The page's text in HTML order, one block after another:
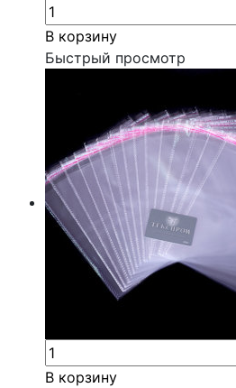
В корзину
Быстрый просмотр
В корзину